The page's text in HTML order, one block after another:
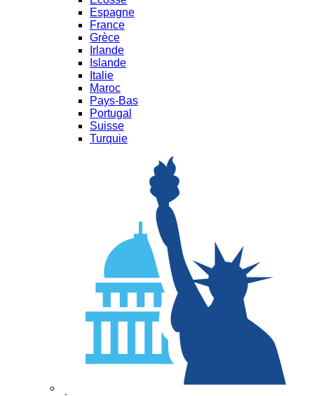
Espagne
France
Grèce
Irlande
Islande
Italie
Maroc
Pays-Bas
Portugal
Suisse
Turquie